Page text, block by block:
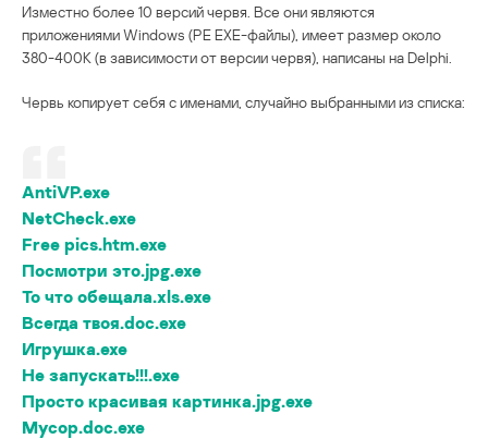
Изместно более 10 версий червя. Все они являются
приложениями Windows (PE EXE-файлы), имеет размер около
380-400K (в зависимости от версии червя), написаны на Delphi.
Червь копирует себя с именами, случайно выбранными из списка:
AntiVP.exe
NetCheck.exe
Free pics.htm.exe
Посмотри это.jpg.exe
То что обещала.xls.exe
Всегда твоя.doc.exe
Игрушка.exe
Не запускать!!!.exe
Просто красивая картинка.jpg.exe
Мусор.doc.exe